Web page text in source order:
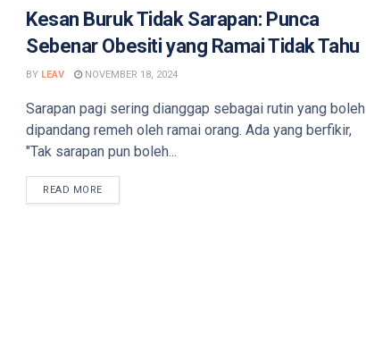
Kesan Buruk Tidak Sarapan: Punca
Sebenar Obesiti yang Ramai Tidak Tahu
BY LEAV NOVEMBER 18, 2024
Sarapan pagi sering dianggap sebagai rutin yang boleh
dipandang remeh oleh ramai orang. Ada yang berfikir,
"Tak sarapan pun boleh...
READ MOREDETAILS